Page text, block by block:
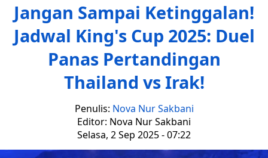
Jangan Sampai Ketinggalan!
Jadwal King's Cup 2025: Duel
Panas Pertandingan
Thailand vs Irak!
Penulis: Nova Nur Sakbani
Editor: Nova Nur Sakbani
Selasa, 2 Sep 2025 - 07:22